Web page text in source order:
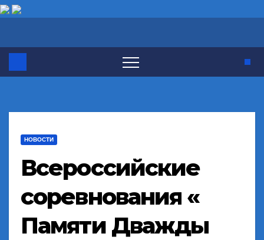
НОВОСТИ
Всероссийские
соревнования «
Памяти Дважды